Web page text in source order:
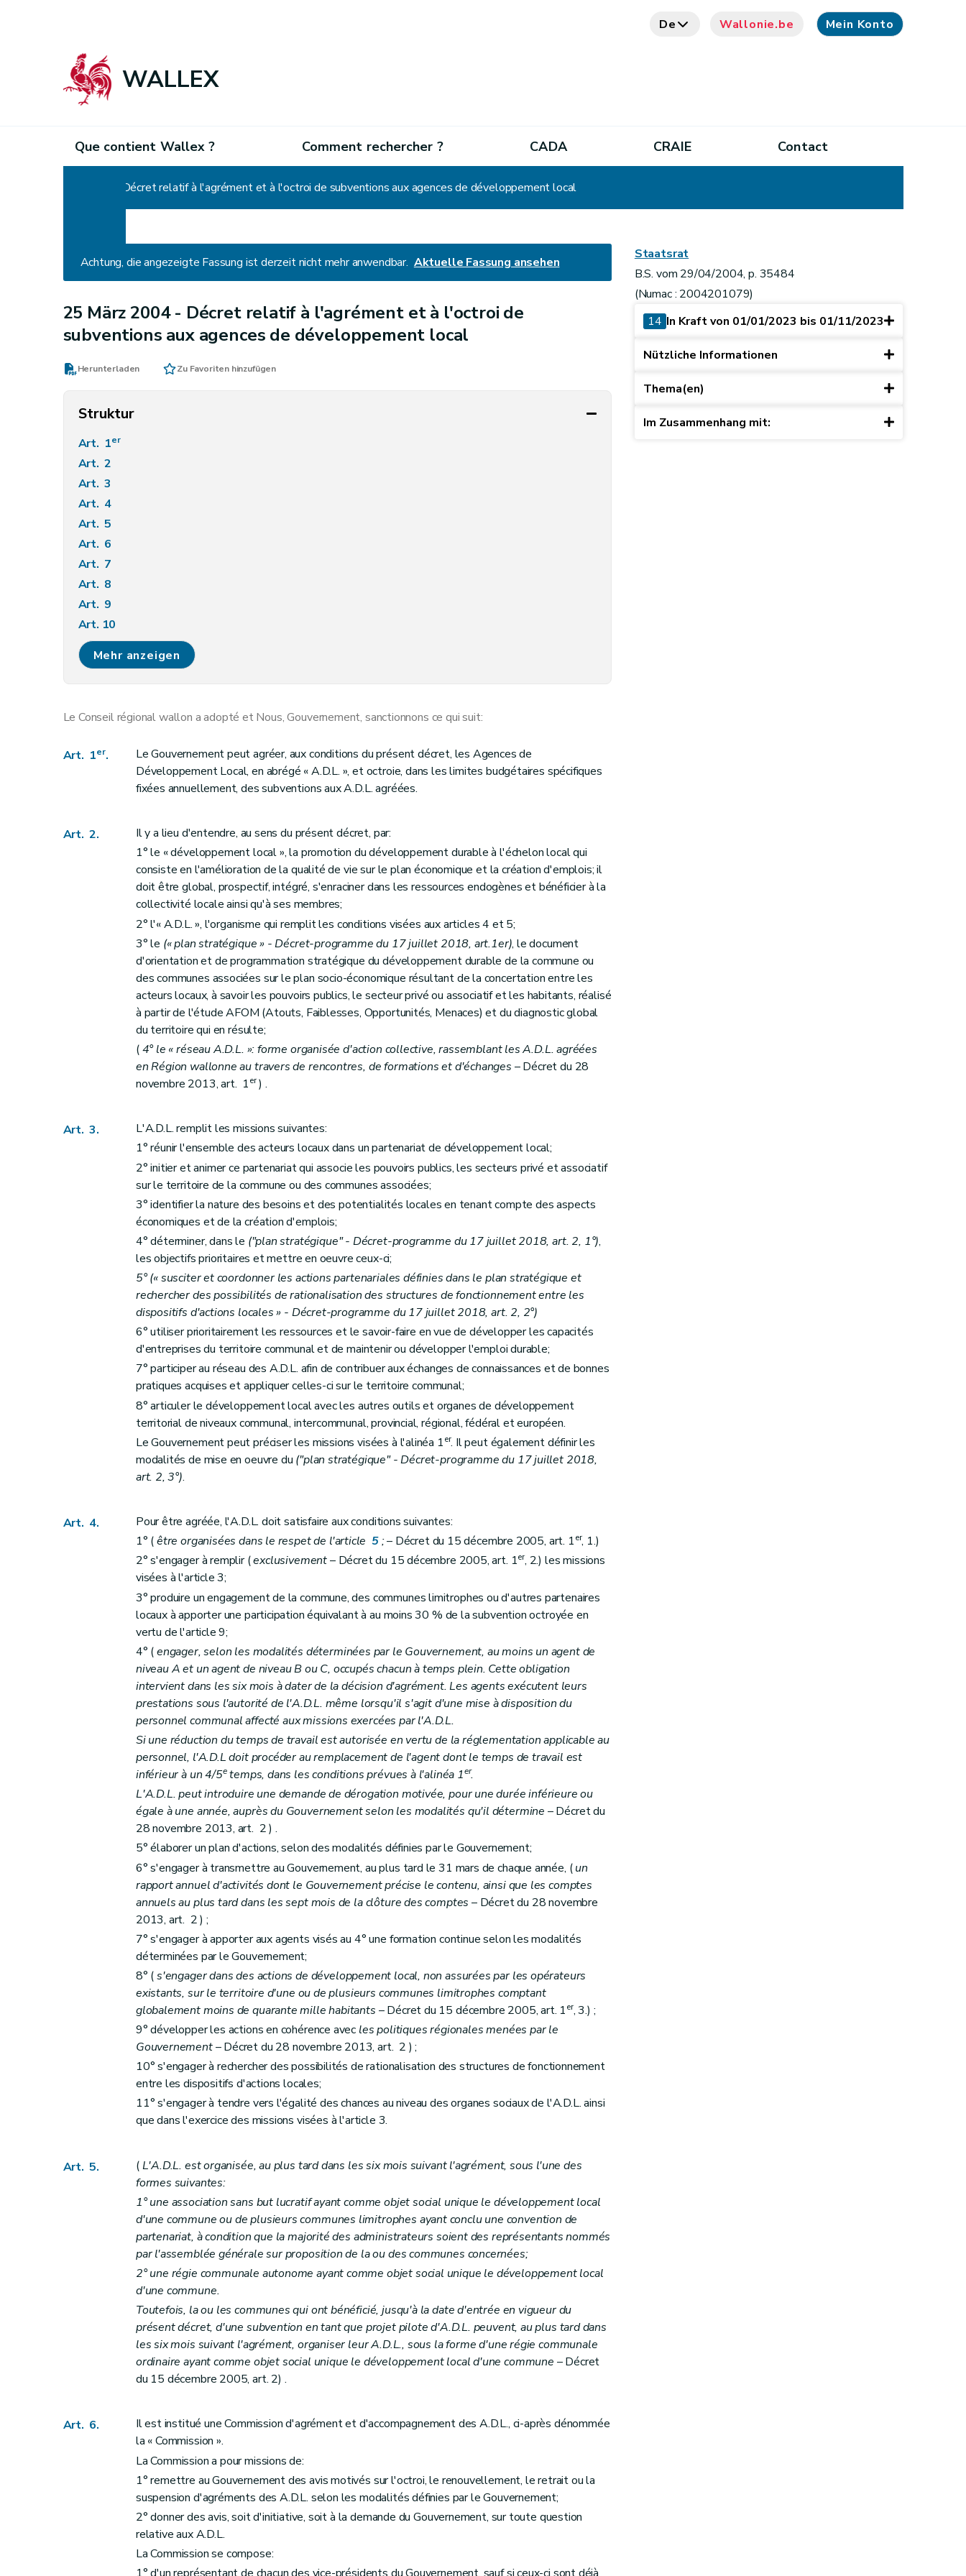
De Wallonie.be Mein Konto
WALLEX
Que contient Wallex ? Comment rechercher ? CADA CRAIE Contact
Décret relatif à l'agrément et à l'octroi de subventions aux agences de développement local
Achtung, die angezeigte Fassung ist derzeit nicht mehr anwendbar. Aktuelle Fassung ansehen
25 März 2004 - Décret relatif à l'agrément et à l'octroi de
subventions aux agences de développement local
Herunterladen Zu Favoriten hinzufügen
Struktur
Art. 1er
Art. 2
Art. 3
Art. 4
Art. 5
Art. 6
Art. 7
Art. 8
Art. 9
Art. 10
Art. 11
Mehr anzeigen
Le Conseil régional wallon a adopté et Nous, Gouvernement, sanctionnons ce qui suit:
Art. 1er.
Le Gouvernement peut agréer, aux conditions du présent décret, les Agences de
Développement Local, en abrégé « A.D.L. », et octroie, dans les limites budgétaires spécifiques
fixées annuellement, des subventions aux A.D.L. agréées.
Art. 2.
Il y a lieu d'entendre, au sens du présent décret, par:
1° le « développement local », la promotion du développement durable à l'échelon local qui
consiste en l'amélioration de la qualité de vie sur le plan économique et la création d'emplois; il
doit être global, prospectif, intégré, s'enraciner dans les ressources endogènes et bénéficier à la
collectivité locale ainsi qu'à ses membres;
2° l'« A.D.L. », l'organisme qui remplit les conditions visées aux articles 4 et 5;
3° le (« plan stratégique » - Décret-programme du 17 juillet 2018, art.1er), le document
d'orientation et de programmation stratégique du développement durable de la commune ou
des communes associées sur le plan socio-économique résultant de la concertation entre les
acteurs locaux, à savoir les pouvoirs publics, le secteur privé ou associatif et les habitants, réalisé
à partir de l'étude AFOM (Atouts, Faiblesses, Opportunités, Menaces) et du diagnostic global
du territoire qui en résulte;
(4° le « réseau A.D.L. »: forme organisée d'action collective, rassemblant les A.D.L. agréées
en Région wallonne au travers de rencontres, de formations et d'échanges – Décret du 28
novembre 2013, art. 1er) .
Art. 3.
L'A.D.L. remplit les missions suivantes:
1° réunir l'ensemble des acteurs locaux dans un partenariat de développement local;
2° initier et animer ce partenariat qui associe les pouvoirs publics, les secteurs privé et associatif
sur le territoire de la commune ou des communes associées;
3° identifier la nature des besoins et des potentialités locales en tenant compte des aspects
économiques et de la création d'emplois;
4° déterminer, dans le ("plan stratégique" - Décret-programme du 17 juillet 2018, art. 2, 1°),
les objectifs prioritaires et mettre en oeuvre ceux-ci;
5° (« susciter et coordonner les actions partenariales définies dans le plan stratégique et
rechercher des possibilités de rationalisation des structures de fonctionnement entre les
dispositifs d'actions locales » - Décret-programme du 17 juillet 2018, art. 2, 2°)
6° utiliser prioritairement les ressources et le savoir-faire en vue de développer les capacités
d'entreprises du territoire communal et de maintenir ou développer l'emploi durable;
7° participer au réseau des A.D.L. afin de contribuer aux échanges de connaissances et de bonnes
pratiques acquises et appliquer celles-ci sur le territoire communal;
8° articuler le développement local avec les autres outils et organes de développement
territorial de niveaux communal, intercommunal, provincial, régional, fédéral et européen.
Le Gouvernement peut préciser les missions visées à l'alinéa 1er. Il peut également définir les
modalités de mise en oeuvre du ("plan stratégique" - Décret-programme du 17 juillet 2018,
art. 2, 3°).
Art. 4.
Pour être agréée, l'A.D.L. doit satisfaire aux conditions suivantes:
1° (être organisées dans le respet de l'article 5;– Décret du 15 décembre 2005, art. 1er, 1.)
2° s'engager à remplir (exclusivement– Décret du 15 décembre 2005, art. 1er, 2.) les missions
visées à l'article 3;
3° produire un engagement de la commune, des communes limitrophes ou d'autres partenaires
locaux à apporter une participation équivalant à au moins 30 % de la subvention octroyée en
vertu de l'article 9;
4° (engager, selon les modalités déterminées par le Gouvernement, au moins un agent de
niveau A et un agent de niveau B ou C, occupés chacun à temps plein. Cette obligation
intervient dans les six mois à dater de la décision d'agrément. Les agents exécutent leurs
prestations sous l'autorité de l'A.D.L. même lorsqu'il s'agit d'une mise à disposition du
personnel communal affecté aux missions exercées par l'A.D.L.
Si une réduction du temps de travail est autorisée en vertu de la réglementation applicable au
personnel, l'A.D.L doit procéder au remplacement de l'agent dont le temps de travail est
inférieur à un 4/5etemps, dans les conditions prévues à l'alinéa 1er.
L'A.D.L. peut introduire une demande de dérogation motivée, pour une durée inférieure ou
égale à une année, auprès du Gouvernement selon les modalités qu'il détermine – Décret du
28 novembre 2013, art. 2 ) .
5° élaborer un plan d'actions, selon des modalités définies par le Gouvernement;
6° s'engager à transmettre au Gouvernement, au plus tard le 31 mars de chaque année, (un
rapport annuel d'activités dont le Gouvernement précise le contenu, ainsi que les comptes
annuels au plus tard dans les sept mois de la clôture des comptes – Décret du 28 novembre
2013, art. 2 ) ;
7° s'engager à apporter aux agents visés au 4° une formation continue selon les modalités
déterminées par le Gouvernement;
8° (s'engager dans des actions de développement local, non assurées par les opérateurs
existants, sur le territoire d'une ou de plusieurs communes limitrophes comptant
globalement moins de quarante mille habitants – Décret du 15 décembre 2005, art. 1er, 3.) ;
9° développer les actions en cohérence avec les politiques régionales menées par le
Gouvernement– Décret du 28 novembre 2013, art. 2 ) ;
10° s'engager à rechercher des possibilités de rationalisation des structures de fonctionnement
entre les dispositifs d'actions locales;
11° s'engager à tendre vers l'égalité des chances au niveau des organes sociaux de l'A.D.L. ainsi
que dans l'exercice des missions visées à l'article 3.
Art. 5. (L'A.D.L. est organisée, au plus tard dans les six mois suivant l'agrément, sous l'une des
formes suivantes:
1° une association sans but lucratif ayant comme objet social unique le développement local
d'une commune ou de plusieurs communes limitrophes ayant conclu une convention de
partenariat, à condition que la majorité des administrateurs soient des représentants nommés
par l'assemblée générale sur proposition de la ou des communes concernées;
2° une régie communale autonome ayant comme objet social unique le développement local
d'une commune.
Toutefois, la ou les communes qui ont bénéficié, jusqu'à la date d'entrée en vigueur du
présent décret, d'une subvention en tant que projet pilote d'A.D.L. peuvent, au plus tard dans
les six mois suivant l'agrément, organiser leur A.D.L., sous la forme d'une régie communale
ordinaire ayant comme objet social unique le développement local d'une commune – Décret
du 15 décembre 2005, art. 2) .
Art. 6.
Il est institué une Commission d'agrément et d'accompagnement des A.D.L., ci-après dénommée
la « Commission ».
La Commission a pour missions de:
1° remettre au Gouvernement des avis motivés sur l'octroi, le renouvellement, le retrait ou la
suspension d'agréments des A.D.L. selon les modalités définies par le Gouvernement;
2° donner des avis, soit d'initiative, soit à la demande du Gouvernement, sur toute question
relative aux A.D.L.
La Commission se compose:
Staatsrat
B.S. vom 29/04/2004, p. 35484
(Numac : 2004201079)
14 In Kraft von 01/01/2023 bis 01/11/2023
Nützliche Informationen
Thema(en)
Im Zusammenhang mit: